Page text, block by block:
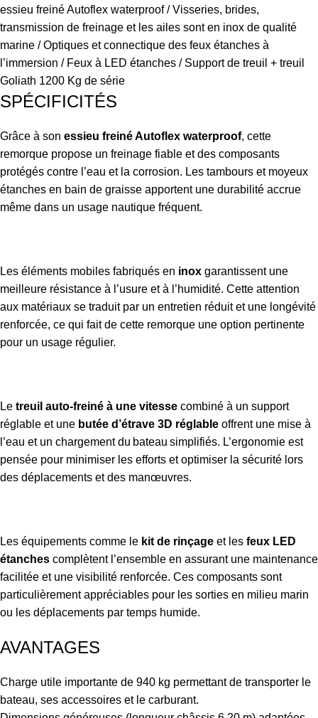
essieu freiné Autoflex waterproof / Visseries, brides,
transmission de freinage et les ailes sont en inox de qualité
marine / Optiques et connectique des feux étanches à
l’immersion / Feux à LED étanches / Support de treuil + treuil
Goliath 1200 Kg de série
SPÉCIFICITÉS
Grâce à son essieu freiné Autoflex waterproof, cette
remorque propose un freinage fiable et des composants
protégés contre l’eau et la corrosion. Les tambours et moyeux
étanches en bain de graisse apportent une durabilité accrue
même dans un usage nautique fréquent.
Les éléments mobiles fabriqués en inox garantissent une
meilleure résistance à l’usure et à l’humidité. Cette attention
aux matériaux se traduit par un entretien réduit et une longévité
renforcée, ce qui fait de cette remorque une option pertinente
pour un usage régulier.
Le treuil auto-freiné à une vitesse combiné à un support
réglable et une butée d’étrave 3D réglable offrent une mise à
l’eau et un chargement du bateau simplifiés. L’ergonomie est
pensée pour minimiser les efforts et optimiser la sécurité lors
des déplacements et des manœuvres.
Les équipements comme le kit de rinçage et les feux LED
étanches complètent l’ensemble en assurant une maintenance
facilitée et une visibilité renforcée. Ces composants sont
particulièrement appréciables pour les sorties en milieu marin
ou les déplacements par temps humide.
AVANTAGES
Charge utile importante de 940 kg permettant de transporter le
bateau, ses accessoires et le carburant.